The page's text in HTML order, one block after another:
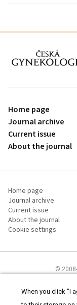
proLékaře.cz
Home page
Journal archive
Current issue
About the journal
Home page
Journal archive
Current issue
About the journal
Cookie settings
©
When you click "I